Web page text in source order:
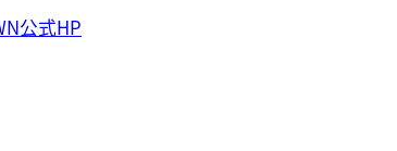
公式HP